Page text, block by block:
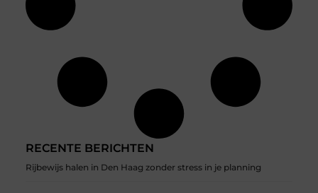
RECENTE BERICHTEN
Rijbewijs halen in Den Haag zonder stress in je planning